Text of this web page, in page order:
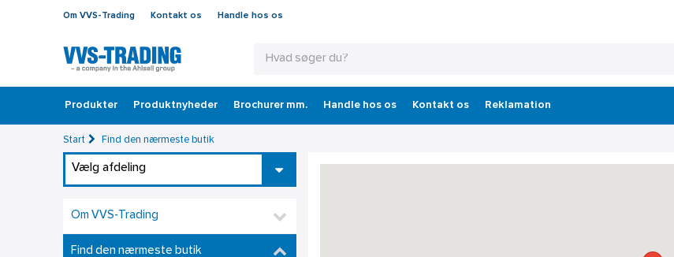
Om VVS-Trading Kontakt os Handle hos os
Produkter Produktnyheder Brochurer mm. Handle hos os Kontakt os Reklamation
Start Find den nærmeste butik
Vælg afdeling
Om VVS-Trading
Find den nærmeste butik